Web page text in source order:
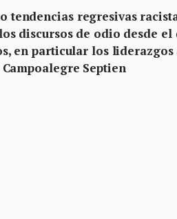
tendencias regresivas
discursos de odio desde
en particular los
Septien